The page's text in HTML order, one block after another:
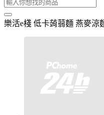
樂活e棧 低卡蒟蒻麵 燕麥涼